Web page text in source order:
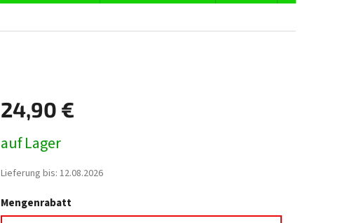
24,90 €
auf Lager
Lieferung bis: 12.08.2026
Mengenrabatt